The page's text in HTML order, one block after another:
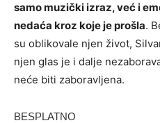
samo muzički izraz, već i
nedaća kroz koje je prošla.
su oblikovale njen život,
njen glas je i dalje
neće biti zaboravljena.